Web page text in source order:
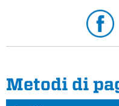
Metodi di